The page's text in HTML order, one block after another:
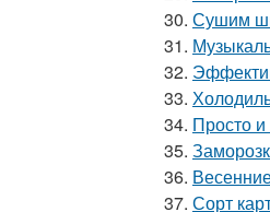
30. Сушим
31.
32.
33.
34. Просто
35.
36.
37. Сорт